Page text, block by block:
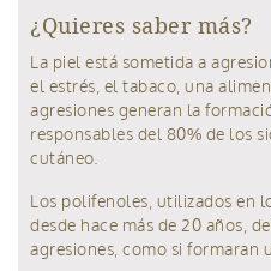
¿Quieres saber más?
La piel está sometida a
el estrés, el tabaco, una
agresiones generan la
responsables del 80% de los
cutáneo.
Los polifenoles, utilizados en
desde hace más de 20 años,
agresiones, como si formaran